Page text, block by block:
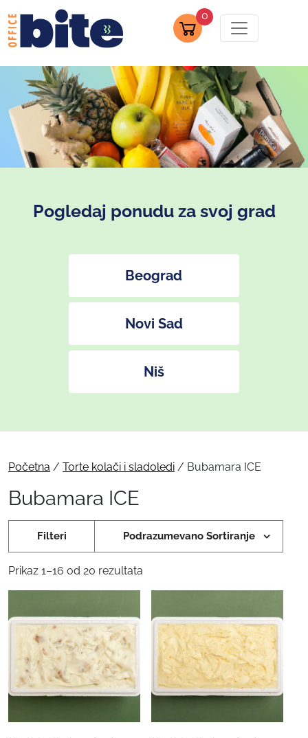
0
Pogledaj ponudu za svoj grad
Beograd
Novi Sad
Niš
Početna / Torte kolači i sladoledi / Bubamara ICE
Bubamara ICE
Filteri Podrazumevano Sortiranje
Prikaz 1–16 od 20 rezultata